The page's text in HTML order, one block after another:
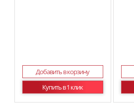
Добавить в корзину
Купить в 1 клик